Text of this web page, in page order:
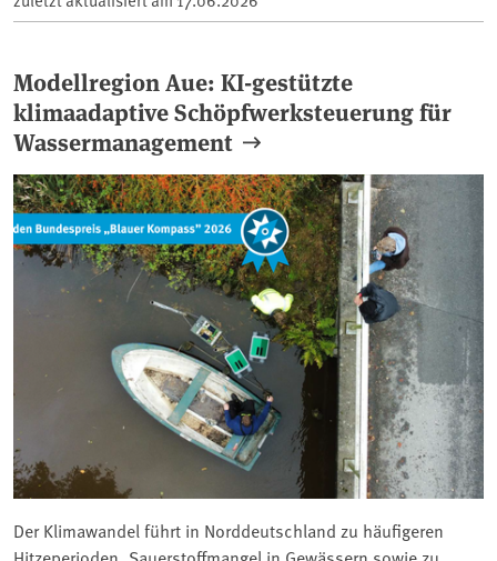
Modellregion Aue: KI-gestützte
klimaadaptive Schöpfwerksteuerung für
Wassermanagement
Der Klimawandel führt in Norddeutschland zu häufigeren